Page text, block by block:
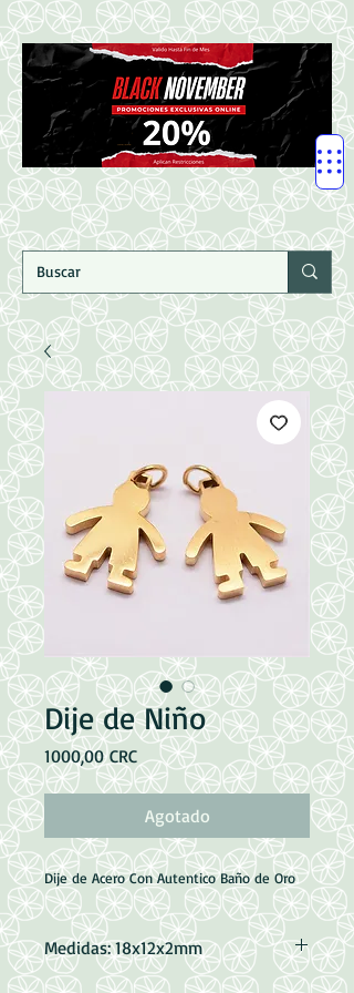
Dije de Niño
1000,00 CRCPrecio
Agotado
Dije de Acero Con Autentico Baño de Oro
Medidas: 18x12x2mm